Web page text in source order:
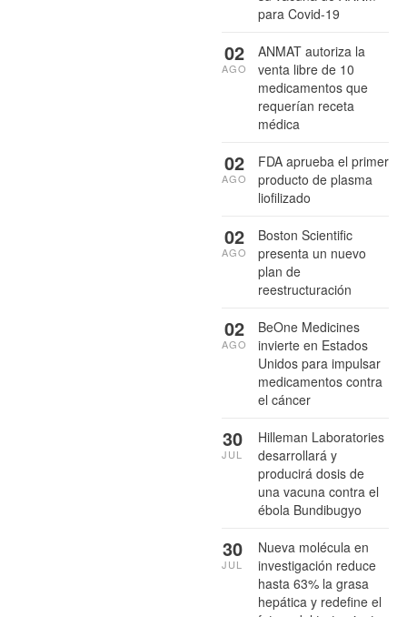
para Covid-19
ANMAT autoriza la
venta libre de 10
medicamentos que
requerían receta
médica
02
AGO
FDA aprueba el primer
producto de plasma
liofilizado
02
AGO
Boston Scientific
presenta un nuevo
plan de
reestructuración
02
AGO
BeOne Medicines
invierte en Estados
Unidos para impulsar
medicamentos contra
el cáncer
02
AGO
Hilleman Laboratories
desarrollará y
producirá dosis de
una vacuna contra el
ébola Bundibugyo
30
JUL
Nueva molécula en
investigación reduce
hasta 63% la grasa
hepática y redefine el
30
JUL